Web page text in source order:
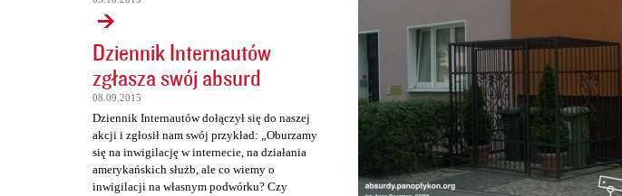
Dziennik Internautów
zgłasza swój absurd
08.09.2015
Dziennik Internautów dołączył się do naszej
akcji i zgłosił nam swój przykład: „Oburzamy
się na inwigilację w internecie, na działania
amerykańskich służb, ale co wiemy o
inwigilacji na własnym podwórku? Czy